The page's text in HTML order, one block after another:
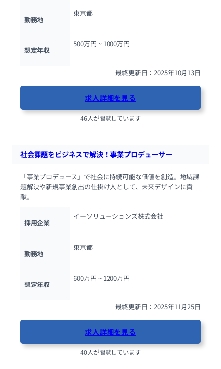
勤務地
東京都
想定年収
500万円 ~ 1000万円
最終更新日：2025年10月13日
求人詳細を見る
46人が閲覧しています
社会課題をビジネスで解決！事業プロデューサー
「事業プロデュース」で社会に持続可能な価値を創造。地域課
題解決や新規事業創出の仕掛け人として、未来デザインに貢
献。
採用企業
イーソリューションズ株式会社
勤務地
東京都
想定年収
600万円 ~ 1200万円
最終更新日：2025年11月25日
求人詳細を見る
40人が閲覧しています